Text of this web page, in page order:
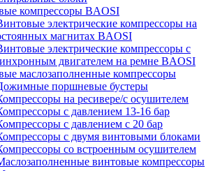
компрессоры BAOSI
электрические компрессоры на
магнитах BAOSI
электрические компрессоры с
двигателем на ремне BAOSI
маслозаполненные компрессоры
поршневые бустеры
на ресивере/с осушителем
с давлением 13-16 бар
с давлением с 20 бар
с двумя винтовыми блоками
со встроенным осушителем
винтовые компрессоры